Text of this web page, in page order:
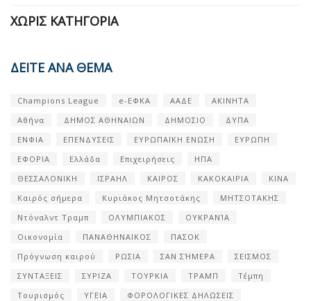
ΧΩΡΊΣ ΚΑΤΗΓΟΡΊΑ
ΔΕΙΤΕ ΑΝΑ ΘΕΜΑ
Champions League e-ΕΦΚΑ ΑΑΔΕ
ΑΚΙΝΗΤΑ
Αθήνα
ΔΗΜΟΣ ΑΘΗΝΑΙΩΝ ΔΗΜΟΣΙΟ
ΔΥΠΑ
ΕΝΦΙΑ
ΕΠΕΝΔΥΣΕΙΣ ΕΥΡΩΠΑΪΚΗ ΕΝΩΣΗ
ΕΥΡΩΠΗ
ΕΦΟΡΙΑ
Ελλάδα Επιχειρήσεις
ΗΠΑ
ΘΕΣΣΑΛΟΝΙΚΗ
ΙΣΡΑΗΛ ΚΑΙΡΟΣ ΚΑΚΟΚΑΙΡΙΑ
ΚΙΝΑ
Καιρός σήμερα
Κυριάκος Μητσοτάκης
ΜΗΤΣΟΤΑΚΗΣ
Ντόναλντ Τραμπ
ΟΛΥΜΠΙΑΚΟΣ
ΟΥΚΡΑΝΊΑ
Οικονομία
ΠΑΝΑΘΗΝΑΙΚΟΣ
ΠΑΣΟΚ
Πρόγνωση καιρού
ΡΩΣΙΑ ΣΑΝ ΣΉΜΕΡΑ
ΣΕΙΣΜΟΣ
ΣΥΝΤΑΞΕΙΣ
ΣΥΡΙΖΑ ΤΟΥΡΚΙΑ ΤΡΑΜΠ
Τέμπη
Τουρισμός
ΥΓΕΙΑ
ΦΟΡΟΛΟΓΙΚΕΣ ΔΗΛΩΣΕΙΣ